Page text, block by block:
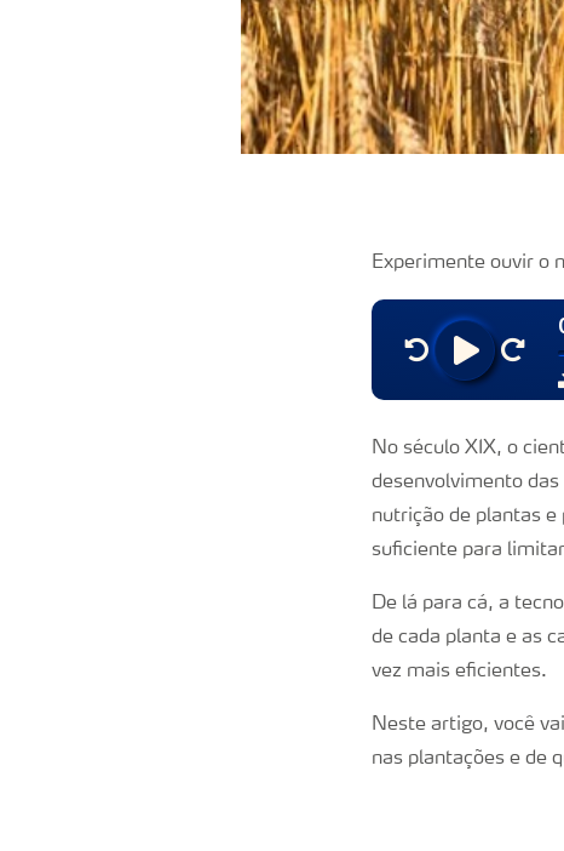
Experimente ouvir o
No século XIX, o
desenvolvimento das
nutrição de plantas
suficiente para
De lá para cá, a
de cada planta e as
vez mais eficientes.
Neste artigo, você
nas plantações e de